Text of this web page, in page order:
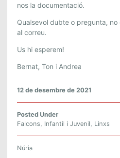
nos la documentació.
Qualsevol dubte o pregunta,
al correu.
Us hi esperem!
Bernat, Ton i Andrea
12 de desembre de 2021
Posted Under
Falcons, Infantil i Juvenil, Linxs
Núria